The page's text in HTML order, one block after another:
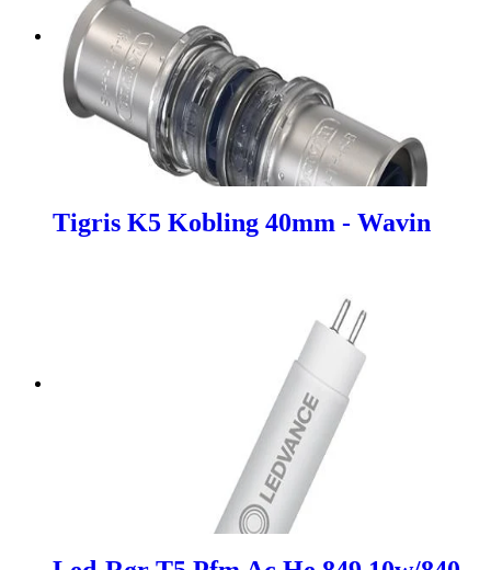
Tigris K5 Kobling 40mm - Wavin